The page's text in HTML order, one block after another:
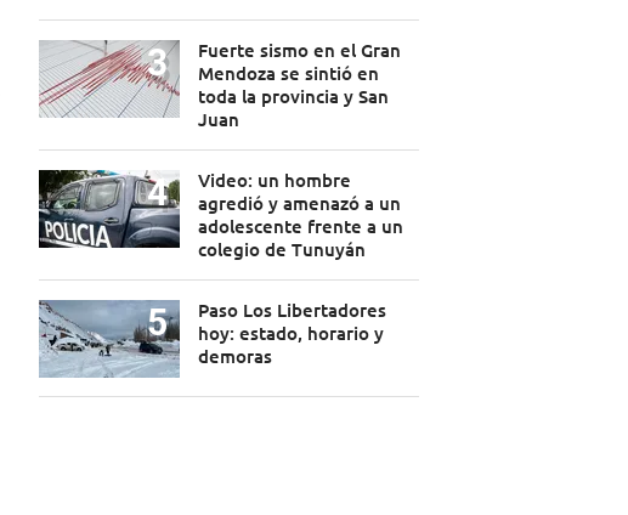
Fuerte sismo en el Gran
Mendoza se sintió en
toda la provincia y San
Juan
Video: un hombre
agredió y amenazó a un
adolescente frente a un
colegio de Tunuyán
Paso Los Libertadores
hoy: estado, horario y
demoras